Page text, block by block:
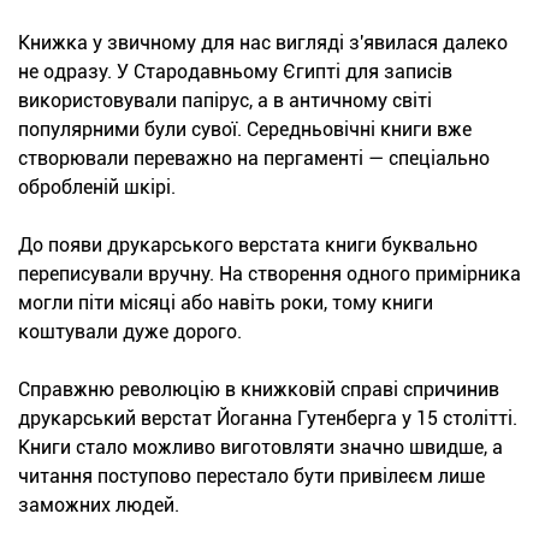
Книжка у звичному для нас вигляді з'явилася далеко
не одразу. У Стародавньому Єгипті для записів
використовували папірус, а в античному світі
популярними були сувої. Середньовічні книги вже
створювали переважно на пергаменті — спеціально
обробленій шкірі.
До появи друкарського верстата книги буквально
переписували вручну. На створення одного примірника
могли піти місяці або навіть роки, тому книги
коштували дуже дорого.
Справжню революцію в книжковій справі спричинив
друкарський верстат Йоганна Гутенберга у 15 столітті.
Книги стало можливо виготовляти значно швидше, а
читання поступово перестало бути привілеєм лише
заможних людей.